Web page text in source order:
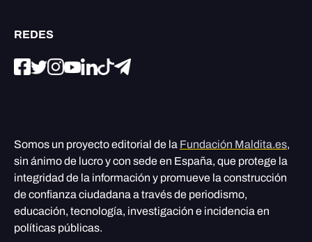
REDES
Somos un proyecto editorial de la Fundación Maldita.es,
sin ánimo de lucro y con sede en España, que protege la
integridad de la información y promueve la construcción
de confianza ciudadana a través de periodismo,
educación, tecnología, investigación e incidencia en
políticas públicas.